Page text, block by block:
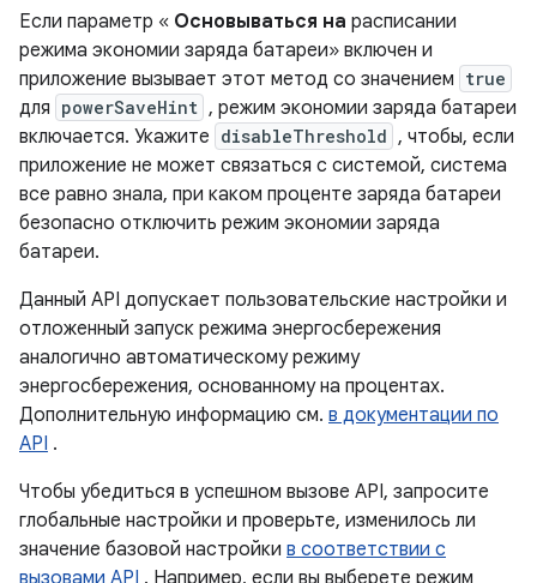
Если параметр « Основываться на расписании
режима экономии заряда батареи» включен и
приложение вызывает этот метод со значением true
для powerSaveHint , режим экономии заряда батареи
включается. Укажите disableThreshold , чтобы, если
приложение не может связаться с системой, система
все равно знала, при каком проценте заряда батареи
безопасно отключить режим экономии заряда
батареи.
Данный API допускает пользовательские настройки и
отложенный запуск режима энергосбережения
аналогично автоматическому режиму
энергосбережения, основанному на процентах.
Дополнительную информацию см. в документации по
API .
Чтобы убедиться в успешном вызове API, запросите
глобальные настройки и проверьте, изменилось ли
значение базовой настройки в соответствии с
вызовами API . Например, если вы выберете режим